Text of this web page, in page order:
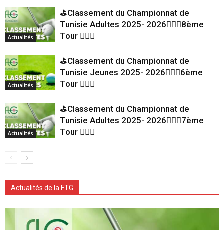
Actualités
⛳Classement du Championnat de
Tunisie Adultes 2025- 2026🏌🏻‍♂️8ème
Tour 🏌🏻‍♂️
Actualités
⛳Classement du Championnat de
Tunisie Jeunes 2025- 2026🏌🏻‍♂️6ème
Tour 🏌🏻‍♂️
Actualités
⛳Classement du Championnat de
Tunisie Adultes 2025- 2026🏌🏻‍♂️7ème
Tour 🏌🏻‍♂️
Actualités de la FTG